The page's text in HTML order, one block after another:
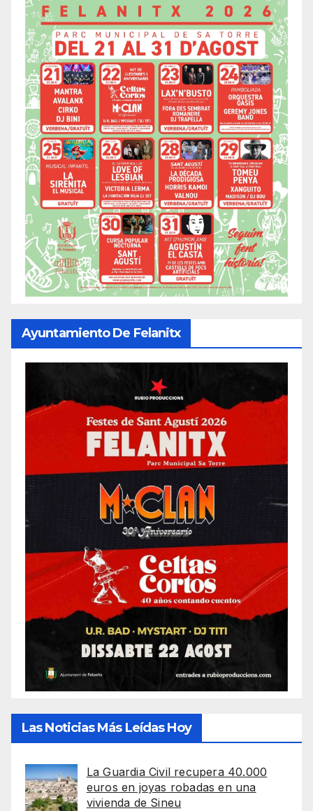
Ayuntamiento De Felanitx
Las Noticias Más Leídas Hoy
La Guardia Civil recupera 40.000
euros en joyas robadas en una
vivienda de Sineu